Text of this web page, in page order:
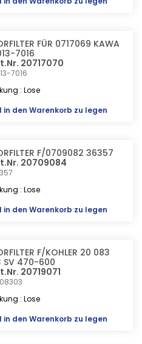
FÜR 0717069 KAWA
7016
20717070
7016
: Lose
in den Warenkorb zu legen
F/0709082 36357
20709084
: Lose
in den Warenkorb zu legen
F/KOHLER 20 083
SV 470-600
20719071
: Lose
in den Warenkorb zu legen